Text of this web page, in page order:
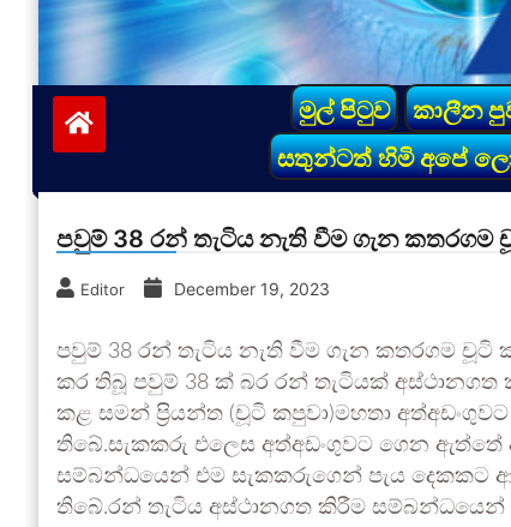
මුල් පිටුව කාලීන
සතුන්ටත් හිමි අපේ
පවුම් 38 රන් තැටිය නැති වීම ගැන කතරගම
Editor December 19, 2023
පවුම් 38 රන් තැටිය නැති වීම ගැන කතරගම චූටි
කර තිබූ පවුම් 38 ක් බර රන් තැටියක්
කළ සමන් ප්‍රියන්ත (චූටි කපුවා)මහතා
තිබේ.සැකකරු එලෙස අත්අඩංගුවට ගෙන ඇත්තේ
සම්බන්ධයෙන් එම සැකකරුගෙන් පැය දෙකකට
තිබේ.රන් තැටිය අස්ථානගත කිරීම සම්බන්ධයෙන්